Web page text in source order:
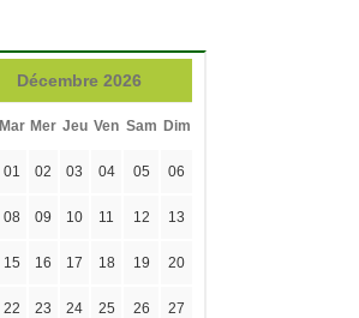
Décembre 2026
Mar Mer Jeu Ven Sam Dim
01 02 03 04 05 06
08 09 10 11 12 13
15 16 17 18 19 20
22 23 24 25 26 27